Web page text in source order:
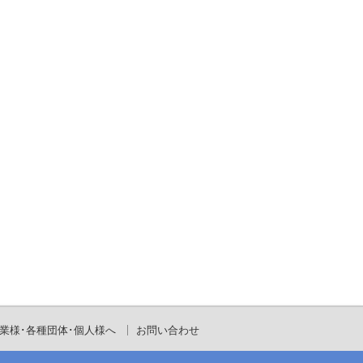
様･各種団体･個人様へ お問い合わせ